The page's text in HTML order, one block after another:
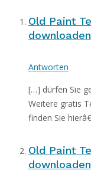
Old Paint
downloaden
Antworten
[…] dürfen Sie
Weitere gratis
finden Sie
Old Paint
downloaden